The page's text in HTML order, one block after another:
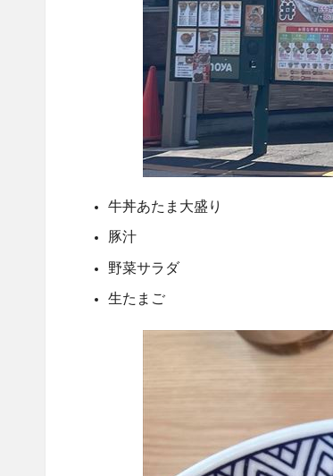
牛丼あたま大盛り
豚汁
野菜サラダ
生たまご